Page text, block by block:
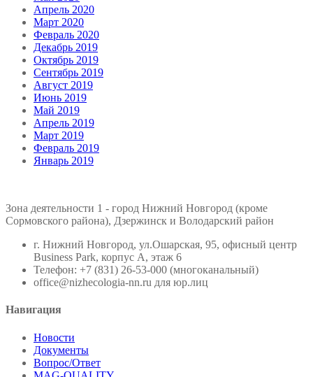
Апрель 2020
Март 2020
Февраль 2020
Декабрь 2019
Октябрь 2019
Сентябрь 2019
Август 2019
Июнь 2019
Май 2019
Апрель 2019
Март 2019
Февраль 2019
Январь 2019
Зона деятельности 1 - город Нижний Новгород (кроме
Сормовского района), Дзержинск и Володарский район
г. Нижний Новгород, ул.Ошарская, 95, офисный центр
Business Park, корпус А, этаж 6
Телефон: +7 (831) 26-53-000 (многоканальный)
office@nizhecologia-nn.ru для юр.лиц
Навигация
Новости
Документы
Вопрос/Ответ